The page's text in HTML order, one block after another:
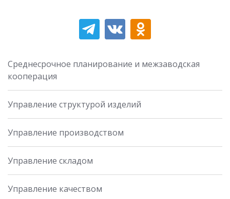
Среднесрочное планирование и межзаводская
кооперация
Управление структурой изделий
Управление производством
Управление складом
Управление качеством